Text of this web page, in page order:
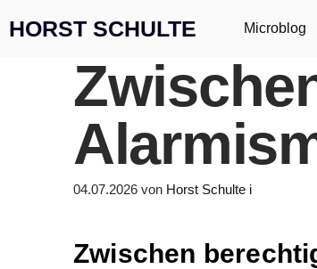
HORST SCHULTE Microblog
04.07.2026 von Horst Schulte i
Zwischen